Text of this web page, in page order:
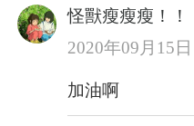
怪獸瘦瘦瘦！！
2020年09月15
加油啊